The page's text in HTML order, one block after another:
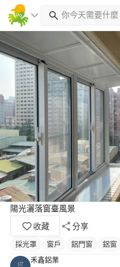
陽光灑落窗臺風景
收藏
分享
採光罩 窗戶 鋁門窗 鋁窗
禾鑫鋁業